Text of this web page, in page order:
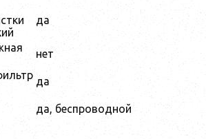
да
нет
да
да, беспроводной